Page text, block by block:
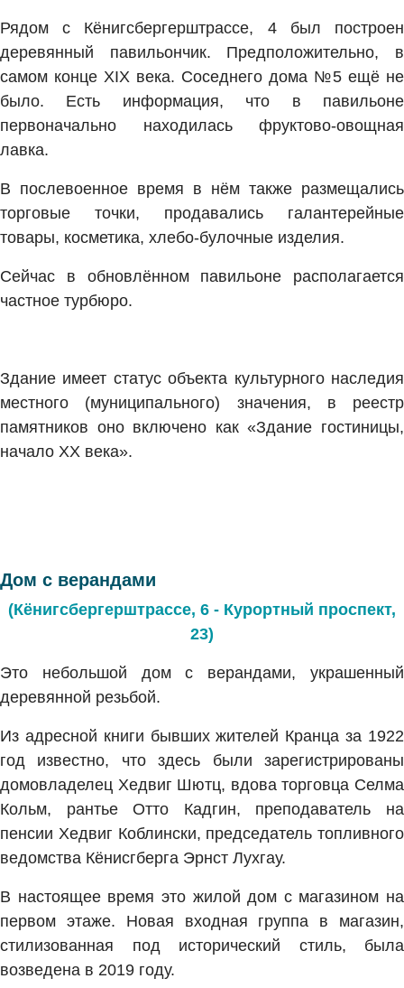
Рядом с Кёнигсбергерштрассе, 4 был построен
деревянный павильончик. Предположительно, в
самом конце XIX века. Соседнего дома №5 ещё не
было. Есть информация, что в павильоне
первоначально находилась фруктово-овощная
лавка.
В послевоенное время в нём также размещались
торговые точки, продавались галантерейные
товары, косметика, хлебо-булочные изделия.
Сейчас в обновлённом павильоне располагается
частное турбюро.
Здание имеет статус объекта культурного наследия
местного (муниципального) значения, в реестр
памятников оно включено как «Здание гостиницы,
начало XX века».
Дом с верандами
(Кёнигсбергерштрассе, 6 - Курортный проспект,
23)
Это небольшой дом с верандами, украшенный
деревянной резьбой.
Из адресной книги бывших жителей Кранца за 1922
год известно, что здесь были зарегистрированы
домовладелец Хедвиг Шютц, вдова торговца Селма
Кольм, рантье Отто Кадгин, преподаватель на
пенсии Хедвиг Коблински, председатель топливного
ведомства Кёнисгберга Эрнст Лухгау.
В настоящее время это жилой дом с магазином на
первом этаже. Новая входная группа в магазин,
стилизованная под исторический стиль, была
возведена в 2019 году.